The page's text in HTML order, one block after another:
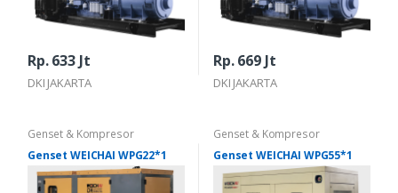
Rp. 633 Jt
DKI JAKARTA
Rp. 669 Jt
DKI JAKARTA
Genset & Kompresor
Genset WEICHAI WPG22*1
Genset & Kompresor
Genset WEICHAI WPG55*1